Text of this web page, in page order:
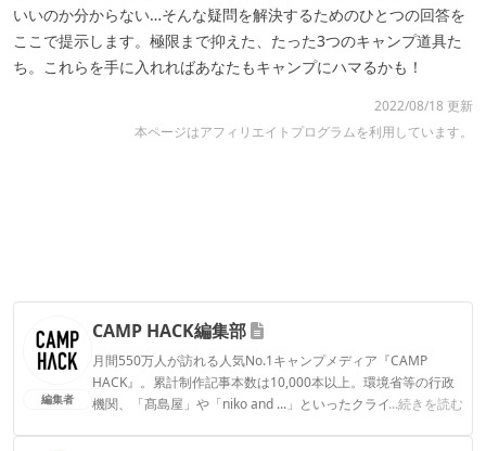
いいのか分からない…そんな疑問を解決するためのひとつの回答を
ここで提示します。極限まで抑えた、たった3つのキャンプ道具た
ち。これらを手に入れればあなたもキャンプにハマるかも！
2022/08/18 更新
本ページはアフィリエイトプログラムを利用しています。
編集者
CAMP HACK編集部
月間550万人が訪れる人気No.1キャンプメディア『CAMP
HACK』。累計制作記事本数は10,000本以上。環境省等の行政
機関、「髙島屋」や「niko and ...」といったクライアントとの
...続きを読む